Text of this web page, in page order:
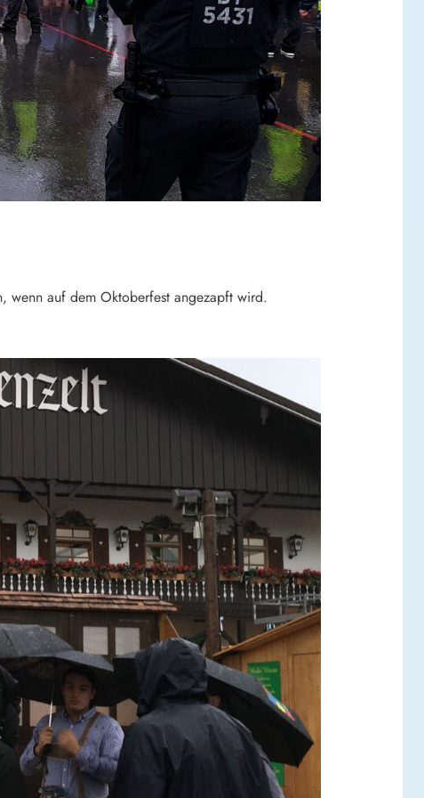
wenn auf dem Oktoberfest angezapft wird.